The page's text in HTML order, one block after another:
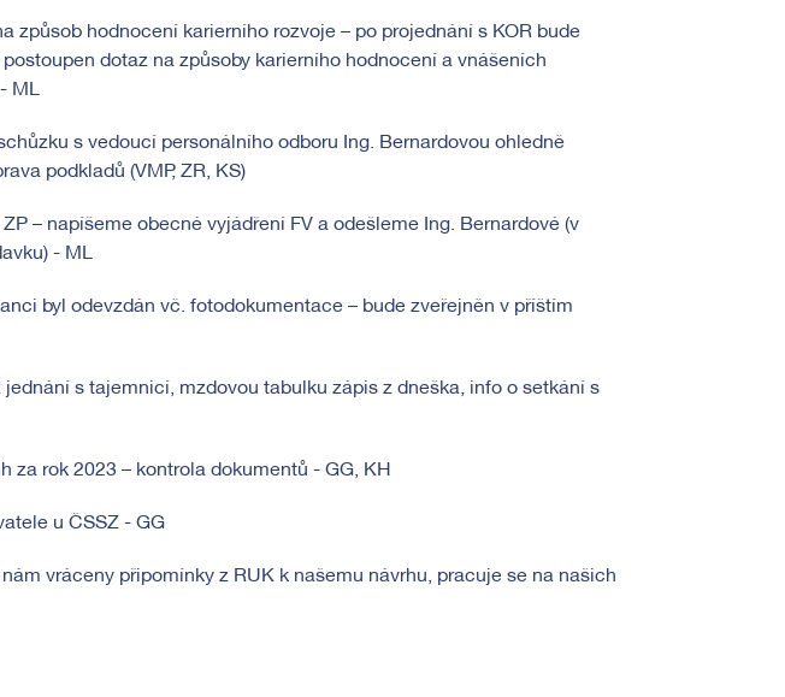
způsob hodnocení karierního rozvoje – po projednání s KOR bude
dotaz na způsoby karierního hodnocení a vnášeních
ML
s vedoucí personálního odboru Ing. Bernardovou ohledně
podkladů (VMP, ZR, KS)
– napíšeme obecné vyjádření FV a odešleme Ing. Bernardové (v
- ML
byl odevzdán vč. fotodokumentace – bude zveřejněn v příštím
s tajemnicí, mzdovou tabulku zápis z dneška, info o setkání s
za rok 2023 – kontrola dokumentů - GG, KH
u ČSSZ - GG
vráceny připomínky z RUK k našemu návrhu, pracuje se na našich